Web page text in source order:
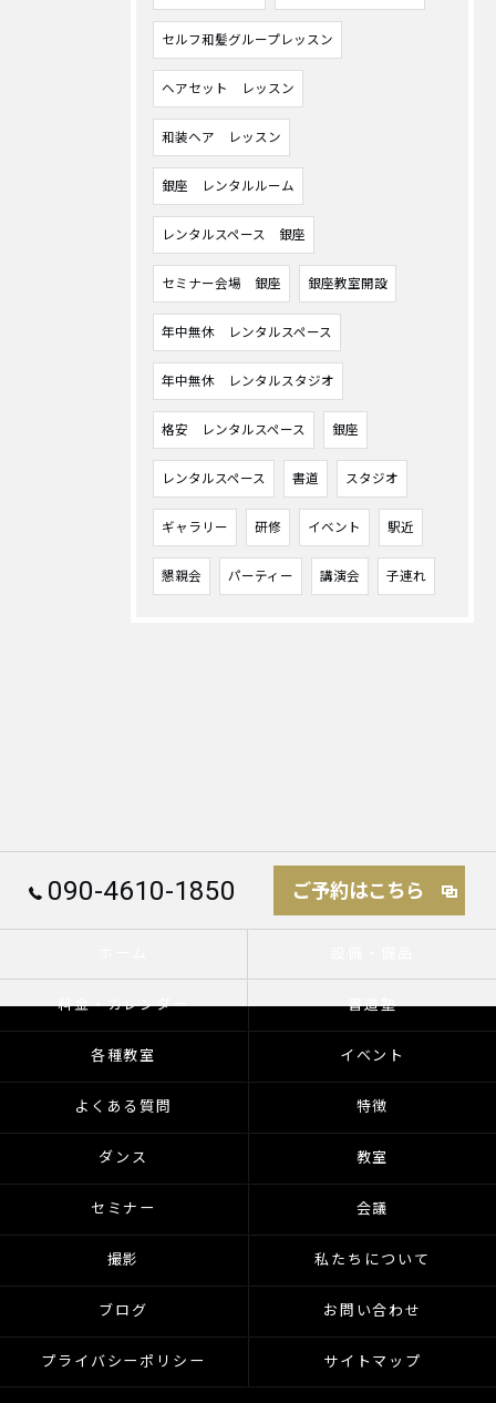
セルフ和髪グループレッスン
ヘアセット レッスン
和装ヘア レッスン
銀座 レンタルルーム
レンタルスペース 銀座
セミナー会場 銀座 銀座教室開設
年中無休 レンタルスペース
年中無休 レンタルスタジオ
格安 レンタルスペース 銀座
レンタルスペース 書道 スタジオ
ギャラリー 研修 イベント 駅近
懇親会 パーティー 講演会 子連れ
090-4610-1850 ご予約はこちら
料金・カレンダー 書道塾
各種教室 イベント
よくある質問 特徴
ダンス 教室
セミナー 会議
撮影 私たちについて
ブログ お問い合わせ
プライバシーポリシー サイトマップ